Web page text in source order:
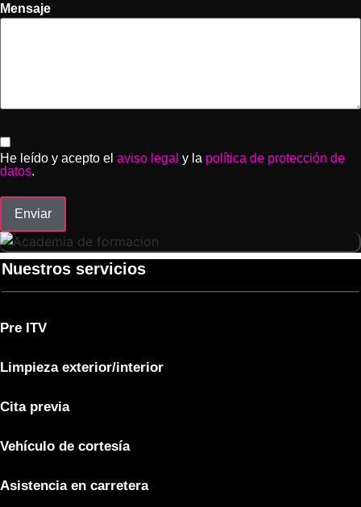
Mensaje
He leído y acepto el aviso legal y la política de protección de
datos.
Enviar
Nuestros servicios
Pre ITV
Limpieza exterior/interior
Cita previa
Vehículo de cortesía
Asistencia en carretera